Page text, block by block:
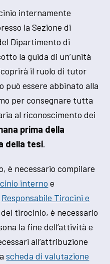
internamente
la Sezione di
Dipartimento di
la guida di un’unità
il ruolo di tutor
essere abbinato alla
per consegnare tutta
al riconoscimento dei
prima della
della tesi.
è necessario compilare
interno e
Responsabile Tirocini e
tirocinio, è necessario
la fine dell’attività e
all’attribuzione
scheda di valutazione